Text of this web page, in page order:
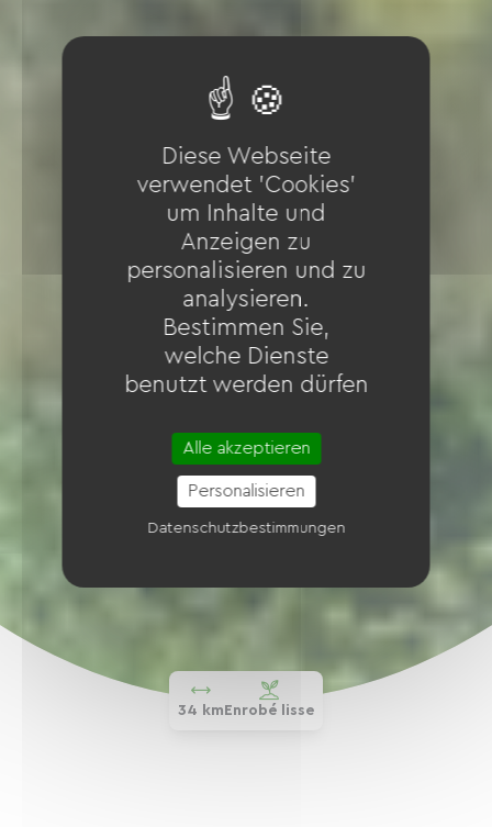
34 km Enrobé lisse
Diese Webseite
verwendet 'Cookies'
um Inhalte und
Anzeigen zu
personalisieren und zu
analysieren.
Bestimmen Sie,
welche Dienste
benutzt werden dürfen
Alle akzeptieren
Personalisieren
Datenschutzbestimmungen